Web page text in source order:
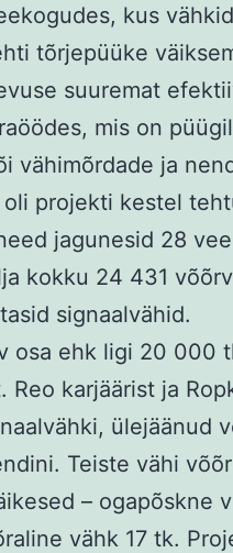
kus
tõrjepüüke
suuremat
mis on
vähimõrdade ja
projekti kestel
jagunesid 28
kokku 24 431
signaalvähid.
osa ehk ligi 20 000
karjäärist ja
ülejäänud
Teiste vähi
– ogapõskne
vähk 17 tk.